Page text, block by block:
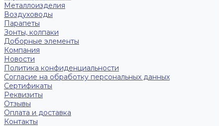
Металлоизделия
Воздуховоды
Парапеты
Зонты, колпаки
Доборные элементы
Компания
Новости
Политика конфиденциальности
Согласие на обработку персональных данных
Сертификаты
Реквизиты
Отзывы
Оплата и доставка
Контакты